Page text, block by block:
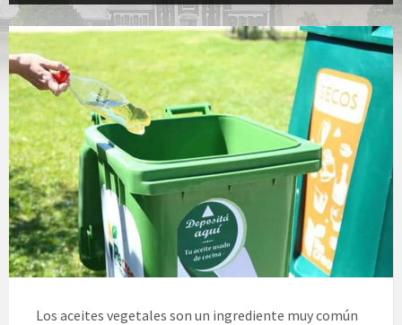
Los aceites vegetales son un ingrediente muy común